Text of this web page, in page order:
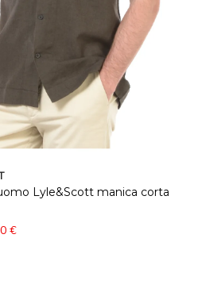
Lyle&Scott manica corta
€